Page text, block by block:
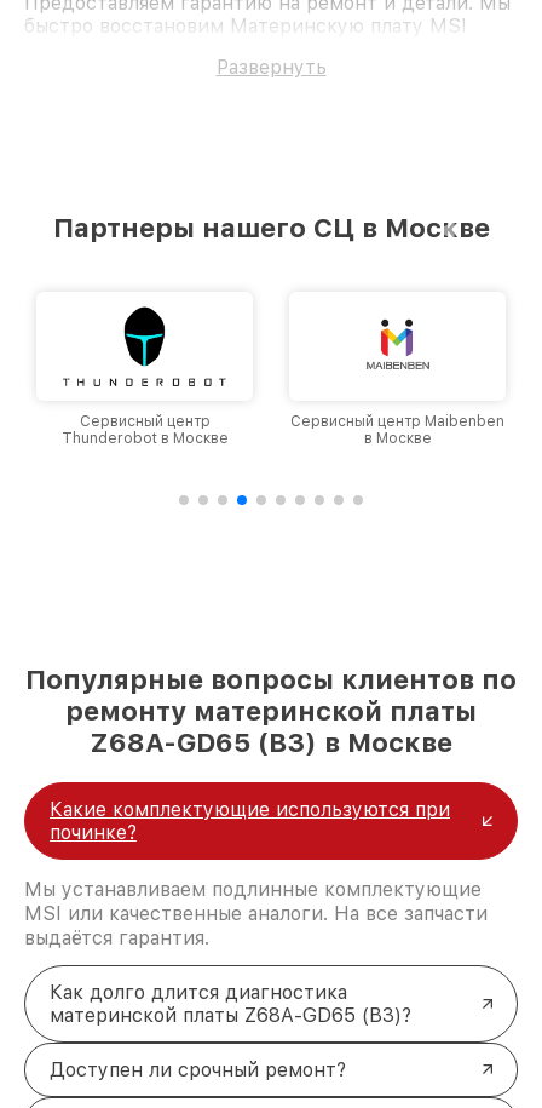
быстро восстановим Материнскую плату MSI
Развернуть
Партнеры нашего СЦ в Москве
Сервисный центр
Thunderobot в Москве
Сервисный центр Maibenben
в Москве
Популярные вопросы клиентов по
ремонту материнской платы
Z68A-GD65 (B3) в Москве
Какие комплектующие используются при
починке?
Мы устанавливаем подлинные комплектующие
MSI или качественные аналоги. На все запчасти
выдаётся гарантия.
Как долго длится диагностика
материнской платы Z68A-GD65 (B3)?
Доступен ли срочный ремонт?